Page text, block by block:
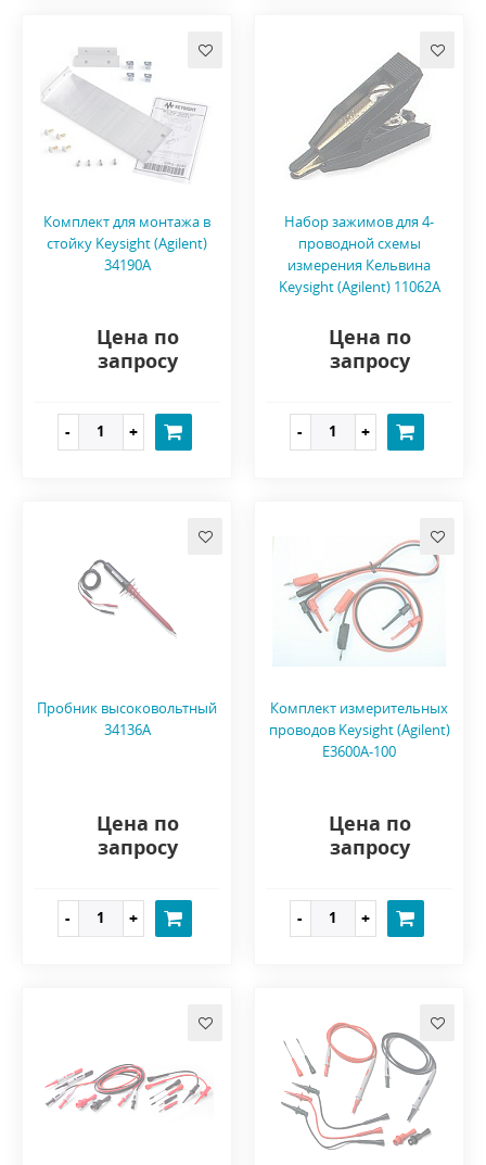
Комплект для монтажа в
стойку Keysight (Agilent)
34190A
Цена по
запросу
Набор зажимов для 4-
проводной схемы
измерения Кельвина
Keysight (Agilent) 11062A
Цена по
запросу
Пробник высоковольтный
34136A
Цена по
запросу
Комплект измерительных
проводов Keysight (Agilent)
E3600A-100
Цена по
запросу